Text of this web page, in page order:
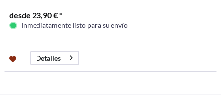
desde 23,90 € *
Inmediatamente listo para su envío
Detalles